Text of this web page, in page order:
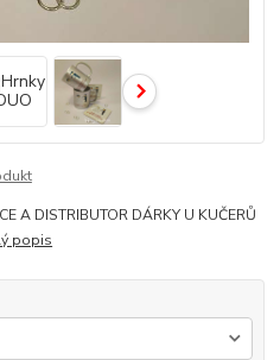
A DISTRIBUTOR DÁRKY U KUČERŮ
popis